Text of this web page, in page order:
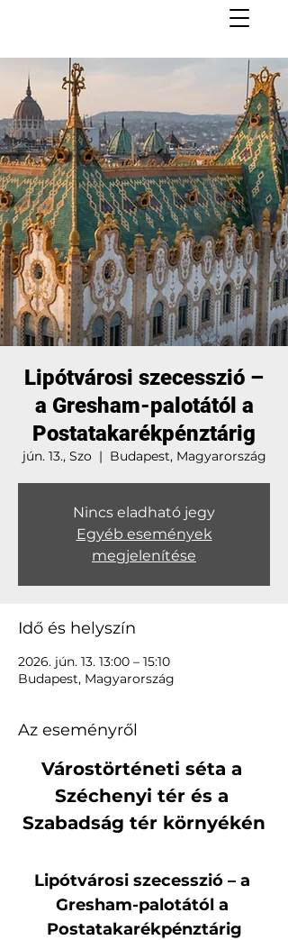
Lipótvárosi szecesszió –
a Gresham-palotától a
Postatakarékpénztárig
jún. 13., Szo
  |
Budapest, Magyarország
Nincs eladható jegy
Egyéb események
megjelenítése
Idő és helyszín
2026. jún. 13. 13:00 – 15:10
Budapest, Magyarország
Az eseményről
Várostörténeti séta a
Széchenyi tér és a
Szabadság tér környékén
Lipótvárosi szecesszió – a
Gresham-palotától a
Postatakarékpénztárig